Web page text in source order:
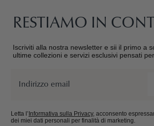
RESTIAMO IN
Iscriviti alla nostra newsletter e sii il primo a
ultime collezioni e servizi esclusivi pensati
Letta l’ Informativa sulla Privacy, acconsento
dei miei dati personali per finalità di marketing.